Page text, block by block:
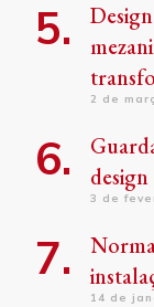
2 de
3 de
14 de